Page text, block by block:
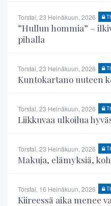
Torstai, 23 Heinäkuun, 2026
”Hullun hommia” –
pihalla
Torstai, 23 Heinäkuun, 2026
Kuntokartano uuteen
Torstai, 23 Heinäkuun, 2026
Liikkuvaa ulkoilua
Torstai, 23 Heinäkuun, 2026
Makuja, elämyksiä,
Torstai, 16 Heinäkuun, 2026
Kiireessä aika menee